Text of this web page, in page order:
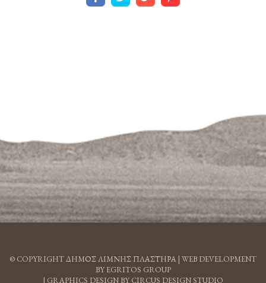
© COPYRIGHT ΔΗΜΟΣ ΛΙΜΝΗΣ ΠΛΑΣΤΗΡΑ | WEB DEVELOPMENT
BY EGRITOS GROUP
| GRAPHICS DESIGN BY CIRCUS DESIGN STUDIO